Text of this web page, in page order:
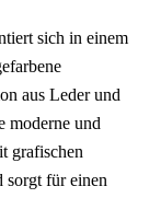
sich in einem
aus Leder und
moderne und
grafischen
sorgt für einen